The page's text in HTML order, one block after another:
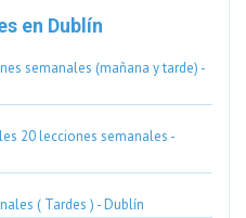
en Dublín
semanales (mañana y tarde) -
20 lecciones semanales -
( Tardes ) - Dublín